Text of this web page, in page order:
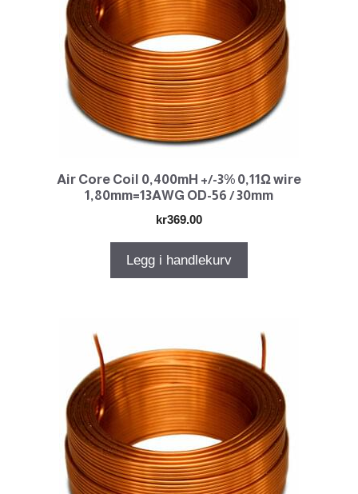
Air Core Coil 0,400mH +/-3% 0,11Ω wire
1,80mm=13AWG OD-56 / 30mm
kr369.00
Legg i handlekurv